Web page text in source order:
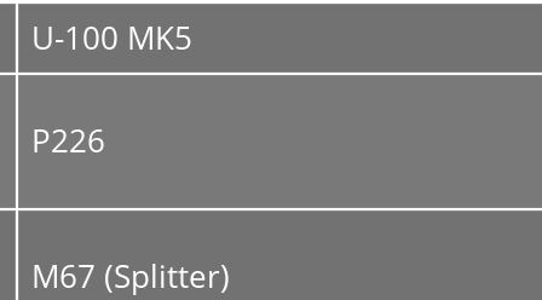
U-100 MK5
P226
M67 (Splitter)